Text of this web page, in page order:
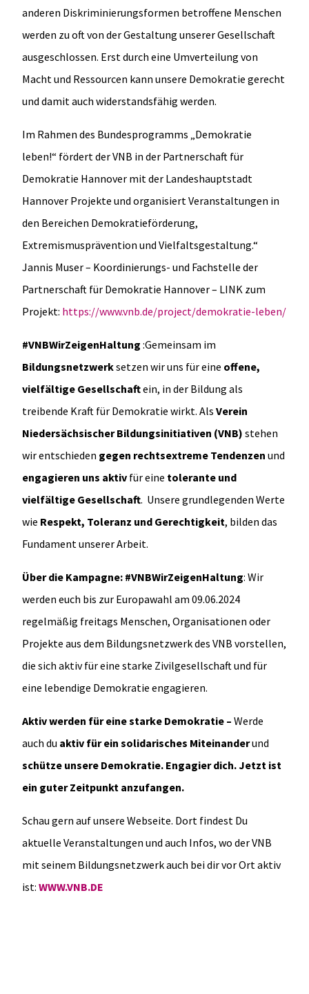
anderen Diskriminierungsformen betroffene Menschen
werden zu oft von der Gestaltung unserer Gesellschaft
ausgeschlossen. Erst durch eine Umverteilung von
Macht und Ressourcen kann unsere Demokratie gerecht
und damit auch widerstandsfähig werden.
Im Rahmen des Bundesprogramms „Demokratie
leben!“ fördert der VNB in der Partnerschaft für
Demokratie Hannover mit der Landeshauptstadt
Hannover Projekte und organisiert Veranstaltungen in
den Bereichen Demokratieförderung,
Extremismusprävention und Vielfaltsgestaltung.“
Jannis Muser – Koordinierungs- und Fachstelle der
Partnerschaft für Demokratie Hannover – LINK zum
Projekt: https://www.vnb.de/project/demokratie-leben/
#VNBWirZeigenHaltung :Gemeinsam im
Bildungsnetzwerksetzen wir uns für eine offene,
vielfältige Gesellschaftein, in der Bildung als
treibende Kraft für Demokratie wirkt. Als Verein
Niedersächsischer Bildungsinitiativen (VNB) stehen
wir entschieden gegen rechtsextreme Tendenzen und
engagieren uns aktiv für eine tolerante und
vielfältige Gesellschaft. Unsere grundlegenden Werte
wie Respekt, Toleranz und Gerechtigkeit, bilden das
Fundament unserer Arbeit.
Über die Kampagne: #VNBWirZeigenHaltung: Wir
werden euch bis zur Europawahl am 09.06.2024
regelmäßig freitags Menschen, Organisationen oder
Projekte aus dem Bildungsnetzwerk des VNB vorstellen,
die sich aktiv für eine starke Zivilgesellschaft und für
eine lebendige Demokratie engagieren.
Aktiv werden für eine starke Demokratie – Werde
auch du aktiv für ein solidarisches Miteinanderund
schütze unsere Demokratie. Engagier dich. Jetzt ist
ein guter Zeitpunkt anzufangen.
Schau gern auf unsere Webseite. Dort findest Du
aktuelle Veranstaltungen und auch Infos, wo der VNB
mit seinem Bildungsnetzwerk auch bei dir vor Ort aktiv
ist: WWW.VNB.DE